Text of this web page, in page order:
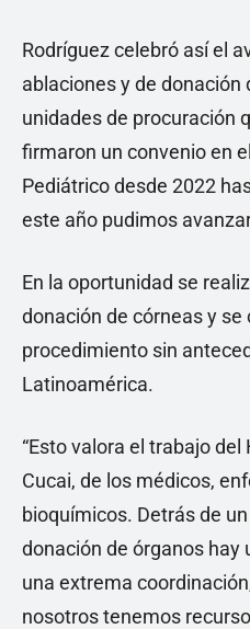
Rodríguez celebró así el
ablaciones y de donación
unidades de procuración
firmaron un convenio en
Pediátrico desde 2022
este año pudimos
En la oportunidad se
donación de córneas y se
procedimiento sin
Latinoamérica.
“Esto valora el trabajo del
Cucai, de los médicos,
bioquímicos. Detrás de
donación de órganos hay
una extrema
nosotros tenemos